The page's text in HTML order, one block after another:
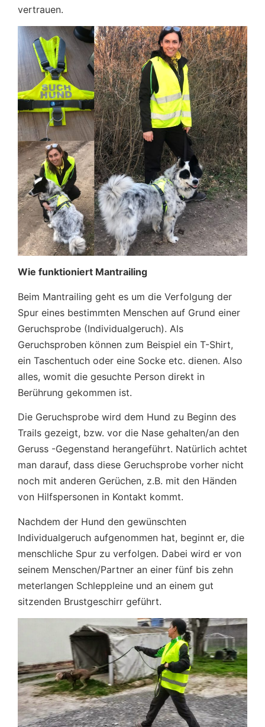
vertrauen.
Wie funktioniert Mantrailing
Beim Mantrailing geht es um die Verfolgung der
Spur eines bestimmten Menschen auf Grund einer
Geruchsprobe (Individualgeruch). Als
Geruchsproben können zum Beispiel ein T-Shirt,
ein Taschentuch oder eine Socke etc. dienen. Also
alles, womit die gesuchte Person direkt in
Berührung gekommen ist.
Die Geruchsprobe wird dem Hund zu Beginn des
Trails gezeigt, bzw. vor die Nase gehalten/an den
Geruss -Gegenstand herangeführt. Natürlich achtet
man darauf, dass diese Geruchsprobe vorher nicht
noch mit anderen Gerüchen, z.B. mit den Händen
von Hilfspersonen in Kontakt kommt.
Nachdem der Hund den gewünschten
Individualgeruch aufgenommen hat, beginnt er, die
menschliche Spur zu verfolgen. Dabei wird er von
seinem Menschen/Partner an einer fünf bis zehn
meterlangen Schleppleine und an einem gut
sitzenden Brustgeschirr geführt.